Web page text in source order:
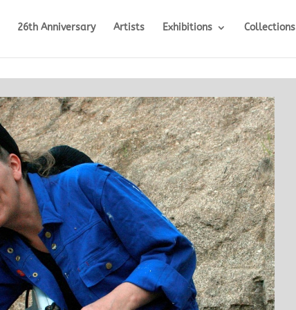
26th Anniversary Artists Exhibitions Collections